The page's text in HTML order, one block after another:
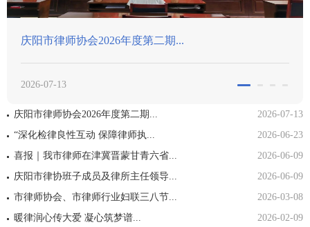
庆阳市律师协会2026年度第二期...
2026-07-13
庆阳市律师协会2026年度第二期...
2026-07-13
“深化检律良性互动 保障律师执...
2026-06-23
喜报｜我市律师在津冀晋蒙甘青六省...
2026-06-09
庆阳市律协班子成员及律所主任领导...
2026-06-09
市律师协会、市律师行业妇联三八节...
2026-03-08
暖律润心传大爱 凝心筑梦谱...
2026-02-09